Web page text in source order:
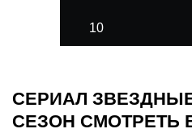
10
СЕРИАЛ
СЕЗОН СМОТРЕТЬ